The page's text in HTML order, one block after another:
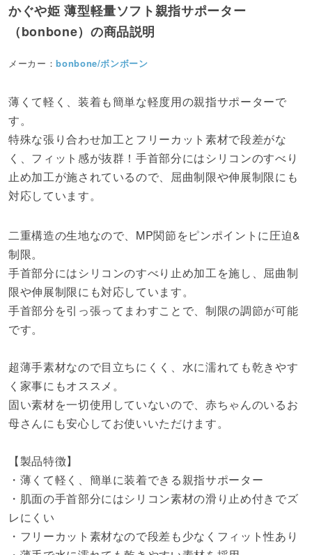
かぐや姫 薄型軽量ソフト親指サポーター
（bonbone）の商品説明
メーカー：bonbone/ボンボーン
薄くて軽く、装着も簡単な軽度用の親指サポーターで
す。
特殊な張り合わせ加工とフリーカット素材で段差がな
く、フィット感が抜群！手首部分にはシリコンのすべり
止め加工が施されているので、屈曲制限や伸展制限にも
対応しています。
二重構造の生地なので、MP関節をピンポイントに圧迫&
制限。
手首部分にはシリコンのすべり止め加工を施し、屈曲制
限や伸展制限にも対応しています。
手首部分を引っ張ってまわすことで、制限の調節が可能
です。
超薄手素材なので目立ちにくく、水に濡れても乾きやす
く家事にもオススメ。
固い素材を一切使用していないので、赤ちゃんのいるお
母さんにも安心してお使いいただけます。
【製品特徴】
・薄くて軽く、簡単に装着できる親指サポーター
・肌面の手首部分にはシリコン素材の滑り止め付きでズ
レにくい
・フリーカット素材なので段差も少なくフィット性あり